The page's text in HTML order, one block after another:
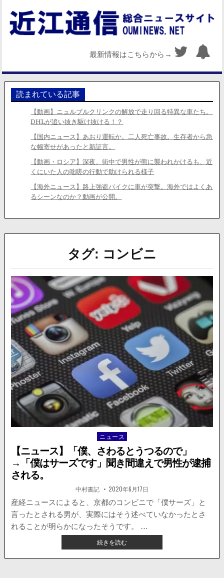
最新情報はこちらから→
読まれている記事
【動画】ニュルブルクリンクの解放で走り回る特異な車たち。
DHLが追い抜き駆け抜ける！？
【国内ニュース】あおり運転か。二人死亡事故。生存者から急
な幅寄せがあったと新証言。
【動画・ロシア】深夜、街中で男性が熊に襲われかけるも、近
くにいた人の咄嗟の行動で助けられる様子
【海外ニュース】路上強盗バイクに車が突撃。海外ではよくあ
るシーンなのか？動画が公開。
タグ: コンビニ
Posted
in
ニュース
【ニュース】「僕、さわるとうつるので」
→「僕はサーズです」聞き間違えで男性が逮捕
される。
著
者:
中村書記 掲
載
日：
2020年6月17日
産経ニュースによると、京都のコンビニで「僕サーズ」と
言ったとされる男が、実際にはそう述べていなかったとさ
れることが明らかになったそうです。 …
続きを読む【ニ
ュ
ー